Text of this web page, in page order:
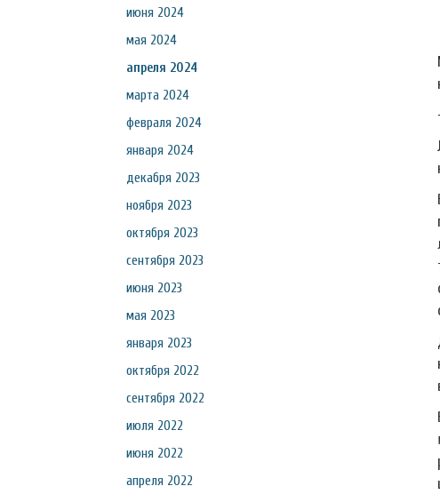
июня 2024
мая 2024
апреля 2024
марта 2024
февраля 2024
января 2024
декабря 2023
ноября 2023
октября 2023
сентября 2023
июня 2023
мая 2023
января 2023
октября 2022
сентября 2022
июля 2022
июня 2022
апреля 2022